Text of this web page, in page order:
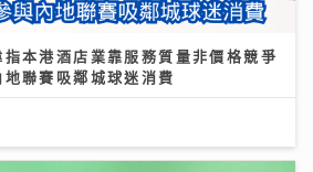
本港酒店業靠服務質量非價格競爭
聯賽吸鄰城球迷消費